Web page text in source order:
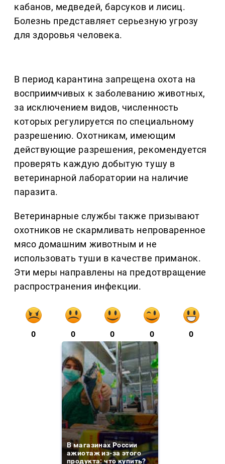
кабанов, медведей, барсуков и лисиц.
Болезнь представляет серьезную угрозу
для здоровья человека.
В период карантина запрещена охота на
восприимчивых к заболеванию животных,
за исключением видов, численность
которых регулируется по специальному
разрешению. Охотникам, имеющим
действующие разрешения, рекомендуется
проверять каждую добытую тушу в
ветеринарной лаборатории на наличие
паразита.
Ветеринарные службы также призывают
охотников не скармливать непроваренное
мясо домашним животным и не
использовать туши в качестве приманок.
Эти меры направлены на предотвращение
распространения инфекции.
0 0 0 0 0
В магазинах России
ажиотаж из-за этого
продукта: что купить?